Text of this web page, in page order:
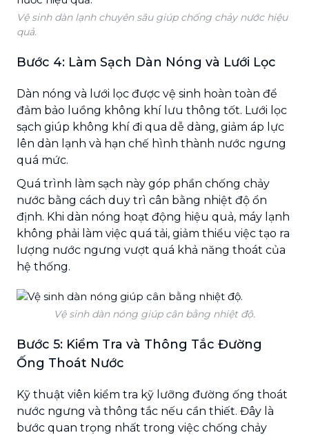
Vệ sinh dàn lạnh chuyên sâu giúp chống chảy nước hiệu
quả.
Bước 4: Làm Sạch Dàn Nóng và Lưới Lọc
Dàn nóng và lưới lọc được vệ sinh hoàn toàn để
đảm bảo luồng không khí lưu thông tốt. Lưới lọc
sạch giúp không khí đi qua dễ dàng, giảm áp lực
lên dàn lạnh và hạn chế hình thành nước ngưng
quá mức.
Quá trình làm sạch này góp phần chống chảy
nước bằng cách duy trì cân bằng nhiệt độ ổn
định. Khi dàn nóng hoạt động hiệu quả, máy lạnh
không phải làm việc quá tải, giảm thiểu việc tạo ra
lượng nước ngưng vượt quá khả năng thoát của
hệ thống.
Vệ sinh dàn nóng giúp cân bằng nhiệt độ.
Bước 5: Kiểm Tra và Thông Tắc Đường
Ống Thoát Nước
Kỹ thuật viên kiểm tra kỹ lưỡng đường ống thoát
nước ngưng và thông tắc nếu cần thiết. Đây là
bước quan trọng nhất trong việc chống chảy